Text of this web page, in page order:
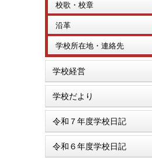
校歌・校章
沿革
学校所在地・連絡先
学校経営
学校だより
令和７年度学校日記
令和６年度学校日記